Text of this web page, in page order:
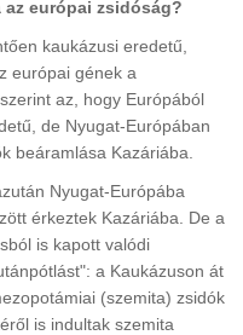
európai zsidóság?
kaukázusi eredetű,
európai gének a
az, hogy Európából
de Nyugat-Európában
beáramlása Kazáriába.
Nyugat-Európába
érkeztek Kazáriába. De a
is kapott valódi
a Kaukázuson át
(szemita) zsidók
is indultak szemita